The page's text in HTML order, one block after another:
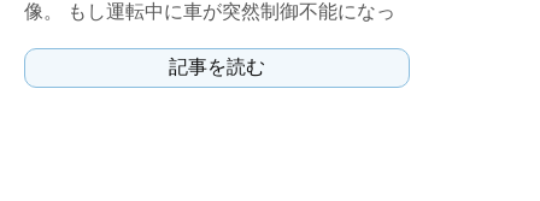
像。 もし運転中に車が突然制御不能になっ
記事を読む